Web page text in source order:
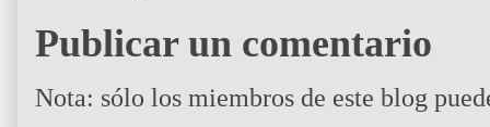
Publicar un comentario
Nota: sólo los miembros de este blog